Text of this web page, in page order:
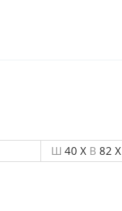
Ш 40 X В 82 X